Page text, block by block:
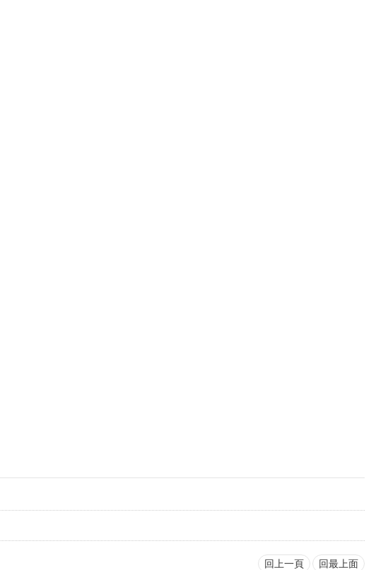
回上一頁 回最上面